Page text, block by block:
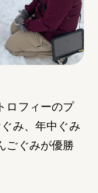
ロフィーのプ
み、年中ぐみ
ごぐみが優勝